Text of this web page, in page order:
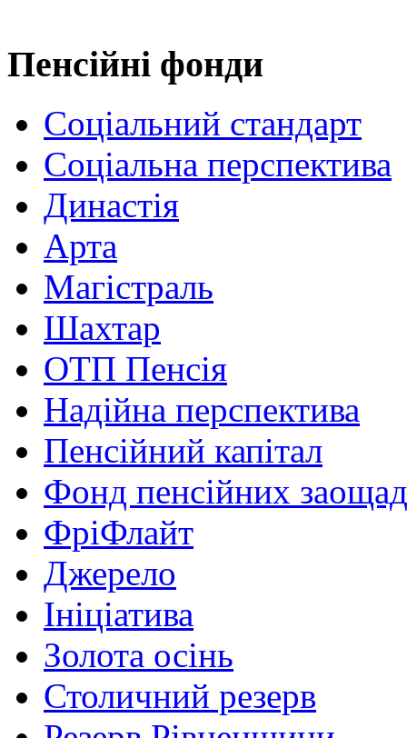
Пенсійні фонди
Соціальний стандарт
Соціальна перспектива
Династія
Арта
Магістраль
Шахтар
ОТП Пенсія
Надійна перспектива
Пенсійний капітал
Фонд пенсійних
ФріФлайт
Джерело
Ініціатива
Золота осінь
Столичний резерв